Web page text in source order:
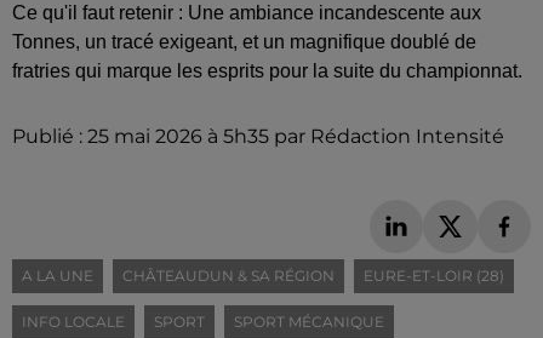
Ce qu'il faut retenir : Une ambiance incandescente aux
Tonnes, un tracé exigeant, et un magnifique doublé de
fratries qui marque les esprits pour la suite du championnat.
Publié : 25 mai 2026 à 5h35 par Rédaction Intensité
A LA UNE CHÂTEAUDUN & SA RÉGION EURE-ET-LOIR (28)
INFO LOCALE SPORT SPORT MÉCANIQUE